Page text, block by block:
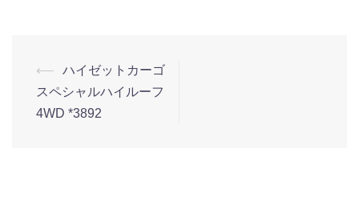
⟵
ハイゼットカーゴ
スペシャルハイルーフ
4WD *3892